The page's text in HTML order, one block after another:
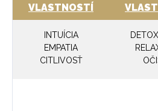
VLASTNOSTÍ
INTUÍCIA
EMPATIA
CITLIVOSŤ